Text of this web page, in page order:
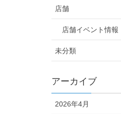
店舗
店舗イベント情報
未分類
アーカイブ
2026年4月